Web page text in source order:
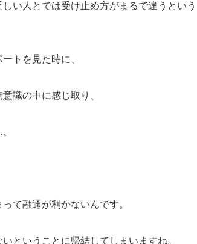
い人とでは受け止め方がまるで違うという
トを見た時に、
識の中に感じ取り、
て融通が利かないんです。
ということに帰結してしまいますね。